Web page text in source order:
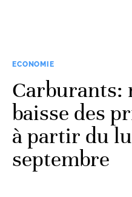
ECONOMIE
Carburants:
baisse des
à partir du
septembre